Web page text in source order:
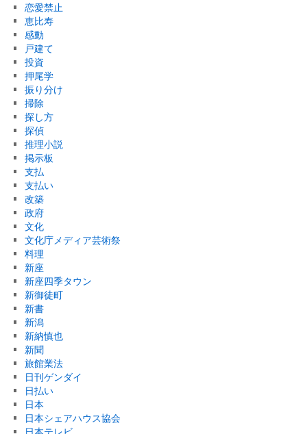
恋愛禁止
恵比寿
感動
戸建て
投資
押尾学
振り分け
掃除
探し方
探偵
推理小説
掲示板
支払
支払い
改築
政府
文化
文化庁メディア芸術祭
料理
新座
新座四季タウン
新御徒町
新書
新潟
新納慎也
新聞
旅館業法
日刊ゲンダイ
日払い
日本
日本シェアハウス協会